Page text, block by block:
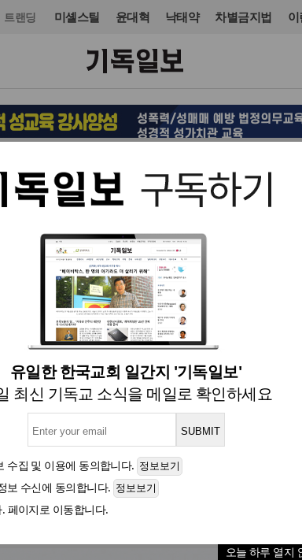
트랜딩 미셸스틸 윤대혁 낙태약 차별금지법
유일한 한국교회 일간지 '기독일보'
최신 기독교 소식을 메일로 확인하세요
수집 및 이용에 동의합니다.
보 수신에 동의합니다.
페이지로 이동합니다.
오늘 하루 열지
미주·중남미 입력 2022. 07. 04 13:47
대, 영적 무관심부터 고